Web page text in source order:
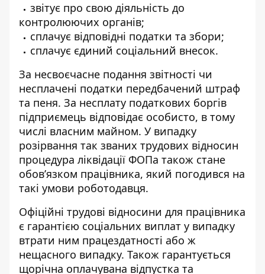
звітує про свою діяльність до
контролюючих органів;
сплачує відповідні податки та збори;
сплачує єдиний соціальний внесок.
За несвоєчасне подання звітності чи
несплачені податки передбачений штраф
та пеня. За несплату податкових боргів
підприємець відповідає особисто, в тому
числі власним майном. У випадку
розірвання так званих трудових відносин
процедура ліквідації ФОПа також стане
обов’язком працівника, який погодився на
такі умови роботодавця.
Офіційні трудові відносини для працівника
є гарантією соціальних виплат у випадку
втрати ним працездатності або ж
нещасного випадку. Також гарантується
щорічна оплачувана відпустка та